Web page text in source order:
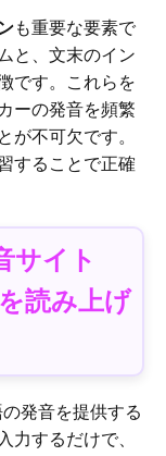
も重要な要素で
と、文末のイン
です。これらを
ーの発音を頻繁
が不可欠です。
することで正確
サイト
読み上げ
発音を提供する
力するだけで、